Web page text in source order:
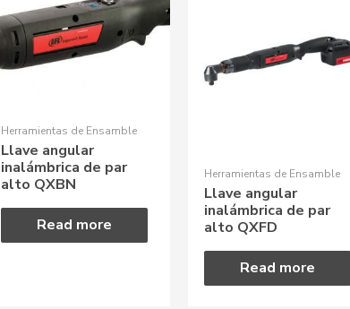
Herramientas de Ensamble
Llave angular
inalámbrica de par
alto QXBN
Read more
Herramientas de Ensamble
Llave angular
inalámbrica de par
alto QXFD
Read more